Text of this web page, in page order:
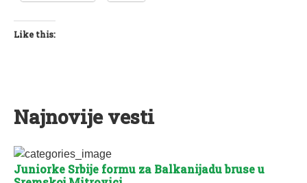
Like this:
Najnovije vesti
Juniorke Srbije formu za Balkanijadu bruse u